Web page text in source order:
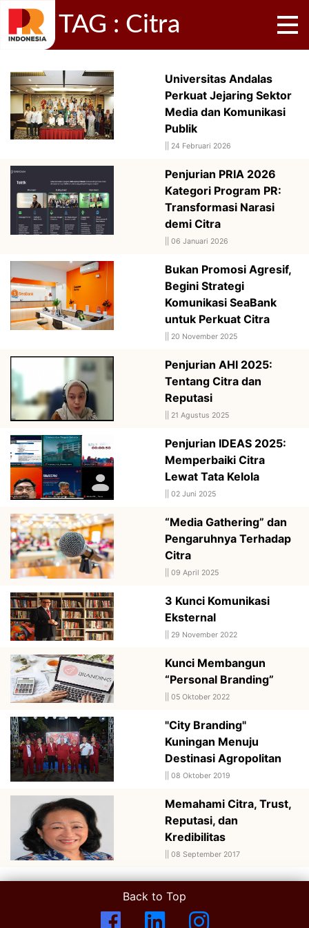
TAG : Citra
Universitas Andalas
Perkuat Jejaring Sektor
Media dan Komunikasi
Publik
24 Februari 2026
Penjurian PRIA 2026
Kategori Program PR:
Transformasi Narasi
demi Citra
06 Januari 2026
Bukan Promosi Agresif,
Begini Strategi
Komunikasi SeaBank
untuk Perkuat Citra
20 November 2025
Penjurian AHI 2025:
Tentang Citra dan
Reputasi
21 Agustus 2025
Penjurian IDEAS 2025:
Memperbaiki Citra
Lewat Tata Kelola
02 Juni 2025
“Media Gathering” dan
Pengaruhnya Terhadap
Citra
09 April 2025
3 Kunci Komunikasi
Eksternal
29 November 2022
Kunci Membangun
“Personal Branding”
05 Oktober 2022
"City Branding"
Kuningan Menuju
Destinasi Agropolitan
08 Oktober 2019
Memahami Citra, Trust,
Reputasi, dan
Kredibilitas
08 September 2017
Back to Top